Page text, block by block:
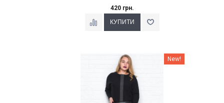
420 грн.
Наклейки Варіант з % New!